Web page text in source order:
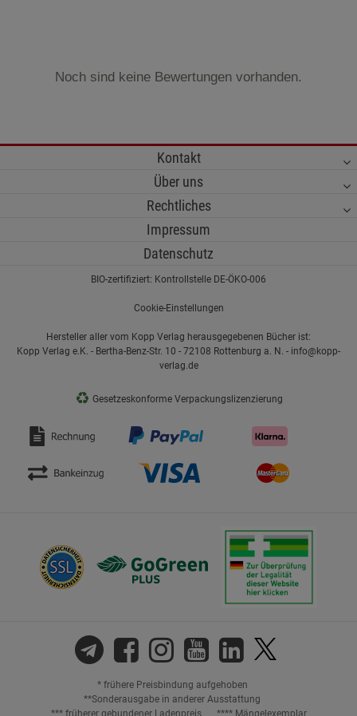
Noch sind keine Bewertungen vorhanden.
Kontakt
Über uns
Rechtliches
Impressum
Datenschutz
BIO-zertifiziert: Kontrollstelle DE-ÖKO-006
Cookie-Einstellungen
Hersteller aller vom Kopp Verlag herausgegebenen Bücher ist:
Kopp Verlag e.K. - Bertha-Benz-Str. 10 - 72108 Rottenburg a. N. - info@kopp-
verlag.de
♻ Gesetzeskonforme Verpackungslizenzierung
* frühere Preisbindung aufgehoben
**Sonderausgabe in anderer Ausstattung
*** früherer gebundener Ladenpreis
**** Mängelexemplar